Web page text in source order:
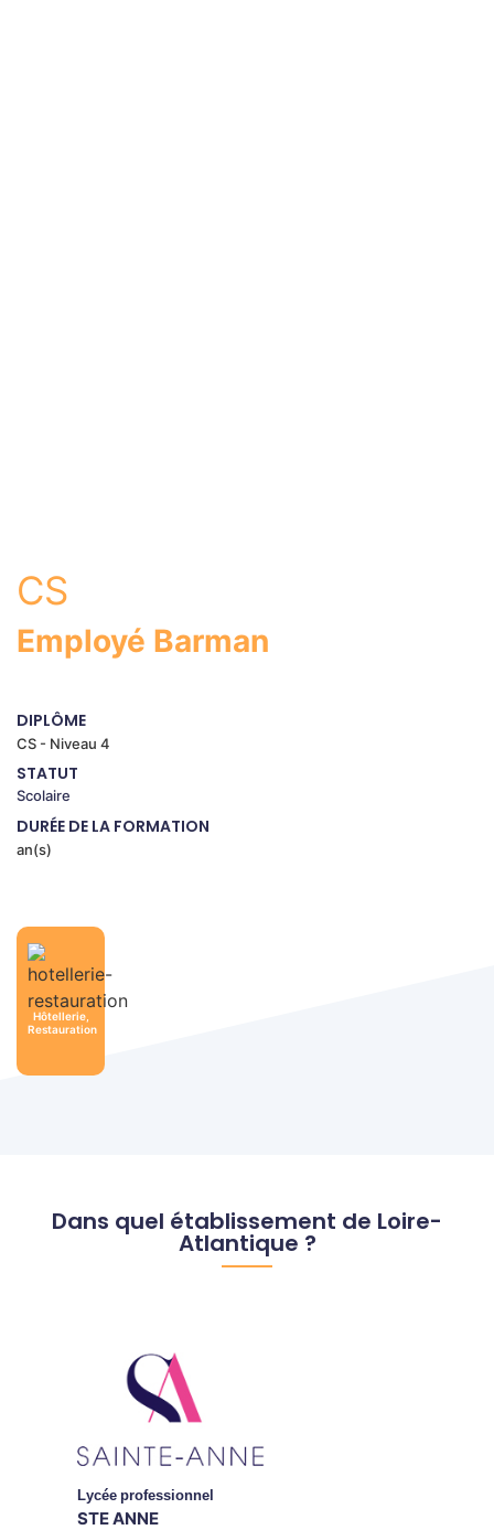
CS
Employé Barman
DIPLÔME
CS - Niveau 4
STATUT
Scolaire
DURÉE DE LA FORMATION
an(s)
Hôtellerie,
Restauration
Dans quel établissement de Loire-
Atlantique ?
Lycée professionnel
STE ANNE